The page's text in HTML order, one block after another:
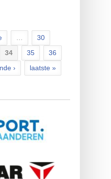
…
30
34 35
36
› laatste »